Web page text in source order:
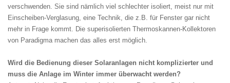
verschwenden. Sie sind nämlich viel schlechter isoliert, meist nur mit
Einscheiben-Verglasung, eine Technik, die z.B. für Fenster gar nicht
mehr in Frage kommt. Die superisolierten Thermoskannen-Kollektoren
von Paradigma machen das alles erst möglich.
Wird die Bedienung dieser Solaranlagen nicht komplizierter und
muss die Anlage im Winter immer überwacht werden?